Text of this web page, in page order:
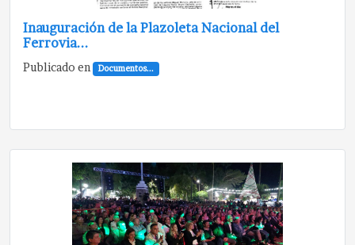
Inauguración de la Plazoleta Nacional del
Ferrovia...
Publicado en Documentos...